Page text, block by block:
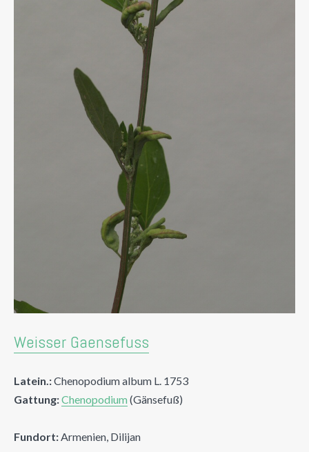
Weisser Gaensefuss
Latein.:Chenopodium album L. 1753
Gattung:Chenopodium (Gänsefuß)
Fundort: Armenien, Dilijan